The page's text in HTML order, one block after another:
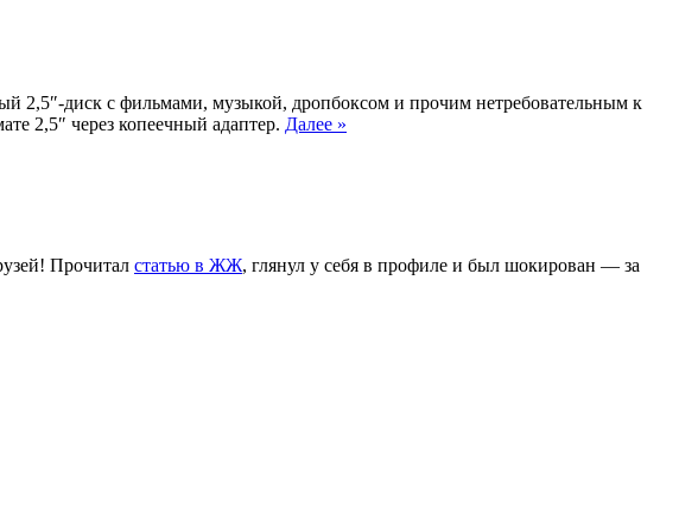
2,5″-диск с фильмами, музыкой, дропбоксом и прочим нетребовательным к
2,5″ через копеечный адаптер. Далее »
Прочитал статью в ЖЖ, глянул у себя в профиле и был шокирован — за